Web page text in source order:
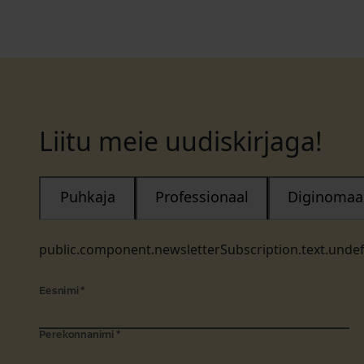
Liitu meie uudiskirjaga!
Puhkaja Professionaal
Eesnimi *
Perekonnanimi *